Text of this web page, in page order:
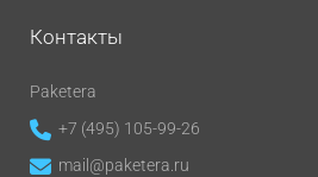
Контакты
Paketera
+7 (495) 105-99-26
mail@paketera.ru